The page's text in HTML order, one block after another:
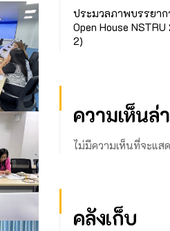
ประมวลภาพบรรยา
Open House
2)
ความเห็นล่
ไม่มีความเห็นที่จะแส
คลังเก็บ